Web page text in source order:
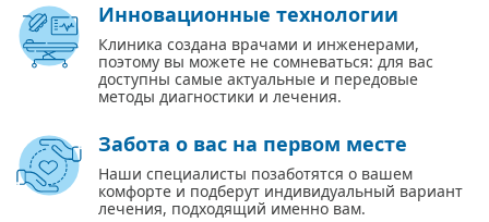
Инновационные технологии
Клиника создана врачами и инженерами,
поэтому вы можете не сомневаться: для вас
доступны самые актуальные и передовые
методы диагностики и лечения.
Забота о вас на первом месте
Наши специалисты позаботятся о вашем
комфорте и подберут индивидуальный вариант
лечения, подходящий именно вам.